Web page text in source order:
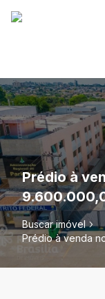
Prédio à
Buscar imóvel
Prédio à venda